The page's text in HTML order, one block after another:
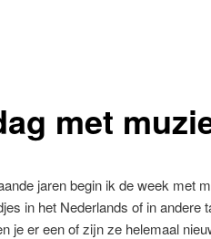
met
jaren begin ik de week met
in het Nederlands of in andere
je er een of zijn ze helemaal